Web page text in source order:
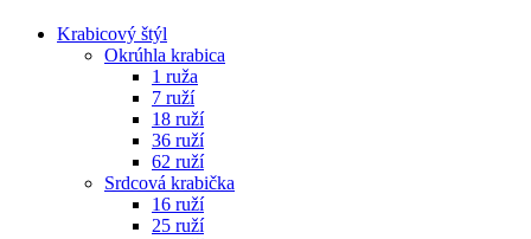
Krabicový štýl
Okrúhla krabica
1 ruža
7 ruží
18 ruží
36 ruží
62 ruží
Srdcová krabička
16 ruží
25 ruží